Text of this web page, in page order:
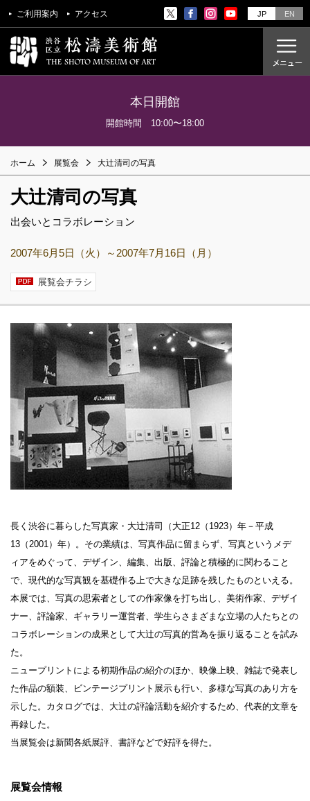
ご利用案内 アクセス JP EN
開催中の展覧会
これからの展覧会
これからのイベント
美術教室
過去のイベント
設計者 白井晟一
建設計画から開館まで
美術館概要
事業記録
本日開館
開館時間 10:00〜18:00
ホーム 展覧会 大辻清司の写真
大辻清司の写真
出会いとコラボレーション
2007年6月5日（火）～2007年7月16日（月）
展覧会チラシ
長く渋谷に暮らした写真家・大辻清司（大正12（1923）年－平成
13（2001）年）。その業績は、写真作品に留まらず、写真というメデ
ィアをめぐって、デザイン、編集、出版、評論と積極的に関わること
で、現代的な写真観を基礎作る上で大きな足跡を残したものといえる。
本展では、写真の思索者としての作家像を打ち出し、美術作家、デザイ
ナー、評論家、ギャラリー運営者、学生らさまざまな立場の人たちとの
コラボレーションの成果として大辻の写真的営為を振り返ることを試み
た。
ニュープリントによる初期作品の紹介のほか、映像上映、雑誌で発表し
た作品の額装、ビンテージプリント展示も行い、多様な写真のあり方を
示した。カタログでは、大辻の評論活動を紹介するため、代表的文章を
再録した。
当展覧会は新聞各紙展評、書評などで好評を得た。
展覧会情報